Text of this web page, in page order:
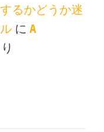
るかどうか迷
に A